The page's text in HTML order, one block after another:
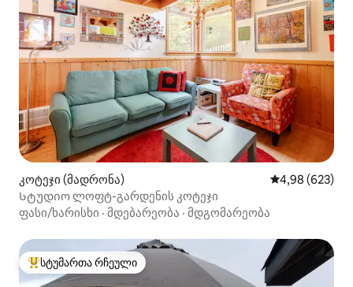
კოტეჯი (მადრონა) საშუალო
4,98 (623)
Სტუდიო ლოფტ-გარდენის კოტეჯი
ფასი/ხარისხი · მდებარეობა · მდგომარეობა
სტუმართა რჩეული მოწინავე ვარიანტი
სტუმართა რჩეული